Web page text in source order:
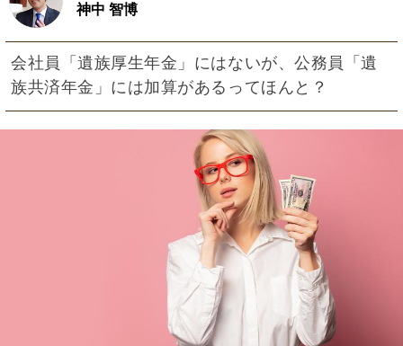
神中 智博
会社員「遺族厚生年金」にはないが、公務員「遺
族共済年金」には加算があるってほんと？